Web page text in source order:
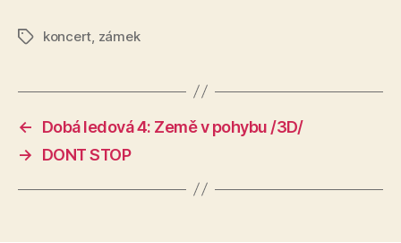
Štítkykoncert zámek
←
Dobá ledová 4: Země v pohybu /3D/
→
DONT STOP